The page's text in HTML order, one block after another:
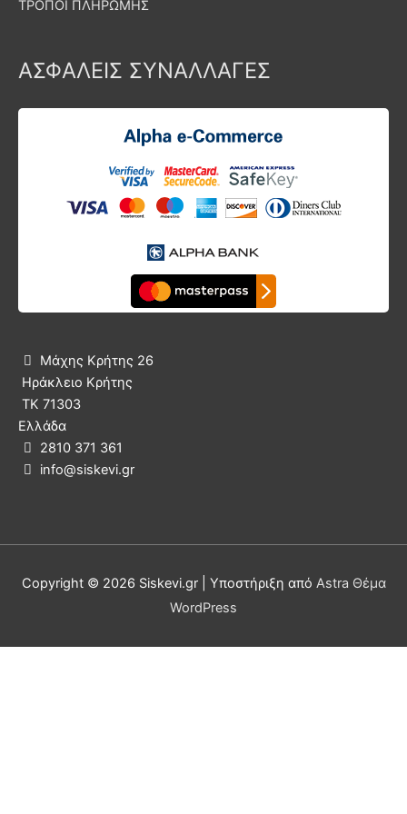
ΤΡΟΠΟΙ ΠΛΗΡΩΜΗΣ
ΑΣΦΑΛΕΙΣ ΣΥΝΑΛΛΑΓΕΣ

Μάχης Κρήτης 26
Ηράκλειο Κρήτης
ΤΚ 71303
Ελλάδα
 2810 371 361
 info@siskevi.gr
Copyright © 2026 Siskevi.gr| Υποστήριξη από Astra Θέμα
WordPress